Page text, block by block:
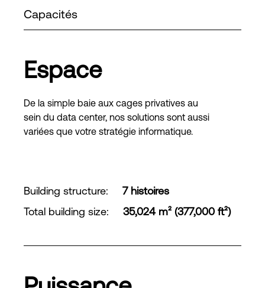
Capacités
Espace
De la simple baie aux cages privatives au
sein du data center, nos solutions sont aussi
variées que votre stratégie informatique.
Building structure:
7 histoires
Total building size: 35,024 m² (377,000 ft²)